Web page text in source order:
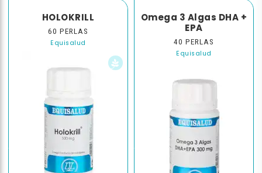
HOLOKRILL
60 PERLAS
Equisalud
Omega 3 Algas DHA +
EPA
40 PERLAS
Equisalud